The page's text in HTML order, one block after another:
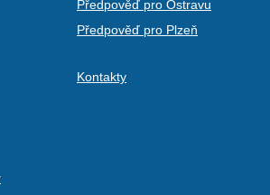
Předpověď pro Ostravu
Předpověď pro Plzeň
Kontakty